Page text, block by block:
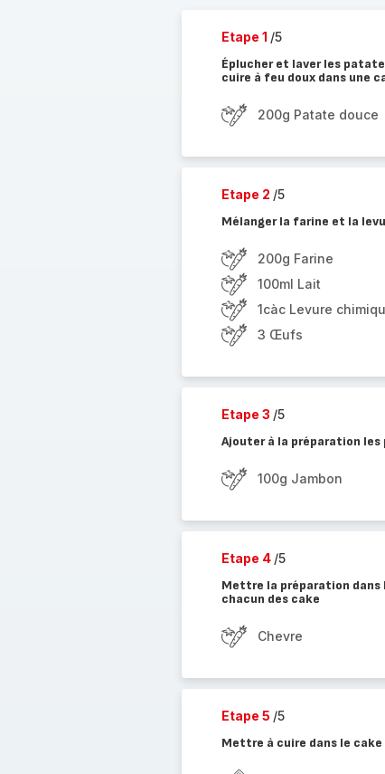
Etape 1 /5
Éplucher et laver les
cuire à feu doux dans une
200g Patate douce
Etape 2 /5
Mélanger la farine et la
200g Farine
100ml Lait
1càc Levure
3 Œufs
Etape 3 /5
Ajouter à la préparation
100g Jambon
Etape 4 /5
Mettre la préparation dans
chacun des cake
Chevre
Etape 5 /5
Mettre à cuire dans le cake